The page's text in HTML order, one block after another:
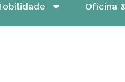
Oficina